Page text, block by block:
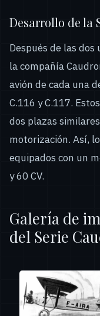
Desarrollo de la
Después de las
la compañía
avión de cada una
C.116 y C.117.
dos plazas
motorización. Así,
equipados con un
y 60 CV.
Galería de
del Serie